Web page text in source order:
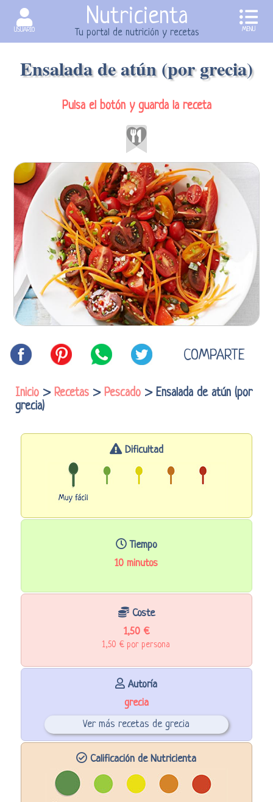
USUARIO
Nutricienta
Tu portal de nutrición y recetas MENU
Ensalada de atún (por grecia)
Pulsa el botón y guarda la receta
COMPARTE
Inicio > Recetas > Pescado > Ensalada de atún (por
grecia)
Dificultad
Tiempo
10 minutos
Coste
1,50 €
1,50 € por persona
Autoría
grecia
Ver más recetas de grecia
Calificación de Nutricienta